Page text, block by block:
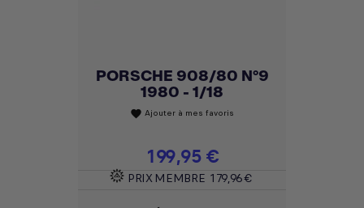
PORSCHE 908/80 N°9
1980 - 1/18
favorite Ajouter à mes favoris
Prix
199,95 €
PRIX MEMBRE 179,96 €